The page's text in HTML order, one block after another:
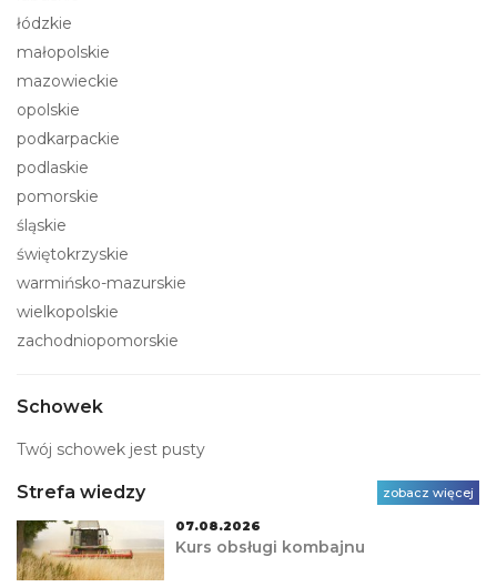
łódzkie
małopolskie
mazowieckie
opolskie
podkarpackie
podlaskie
pomorskie
śląskie
świętokrzyskie
warmińsko-mazurskie
wielkopolskie
zachodniopomorskie
Schowek
Twój schowek jest pusty
Strefa wiedzy zobacz więcej
07.08.2026
Kurs obsługi kombajnu